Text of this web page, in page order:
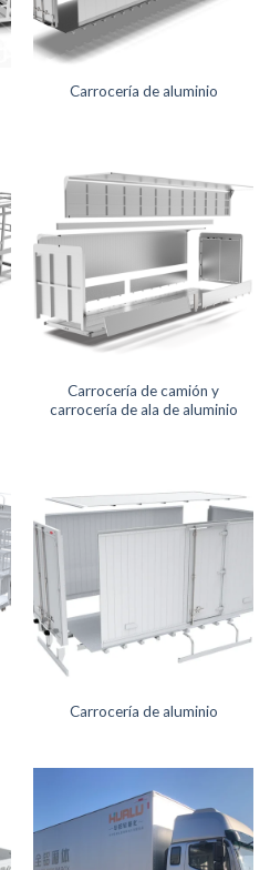
Carrocería de aluminio
Carrocería de camión y
carrocería de ala de aluminio
Carrocería de aluminio